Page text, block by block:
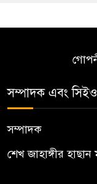
সম্পাদক এবং সিইও
সম্পাদক
শেখ জাহাঙ্গীর হাছান